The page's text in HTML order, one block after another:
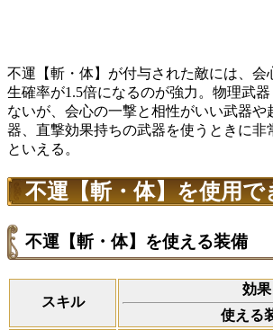
不運【斬・体】が付与された敵には、会
生確率が1.5倍になるのが強力。物理武
ないが、会心の一撃と相性がいい武器や
器、直撃効果持ちの武器を使うときに非
といえる。
不運【斬・体】を使用で
不運【斬・体】を使える装備
スキル
効果
使える